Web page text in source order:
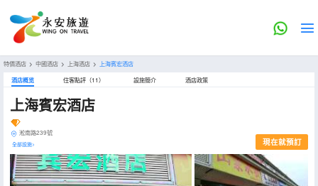
特價酒店 > 中國酒店 > 上海酒店 > 上海賓宏酒店
酒店概览 住客點評（11） 設施簡介 酒店政策
上海賓宏酒店
淞南路239號
全部設施> 現在就預訂